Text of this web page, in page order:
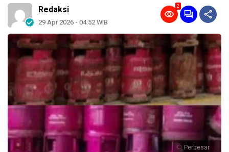
Redaksi
29 Apr 2026 - 04:52 WIB
2
Perbesar